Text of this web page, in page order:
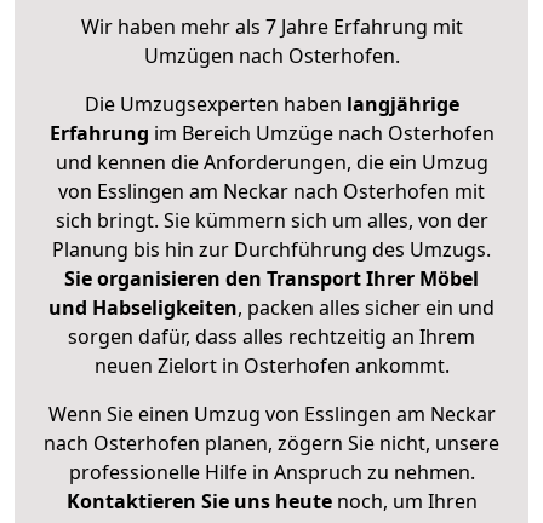
Wir haben mehr als 7 Jahre Erfahrung mit
Umzügen nach Osterhofen.
Die Umzugsexperten haben langjährige
Erfahrung im Bereich Umzüge nach Osterhofen
und kennen die Anforderungen, die ein Umzug
von Esslingen am Neckar nach Osterhofen mit
sich bringt. Sie kümmern sich um alles, von der
Planung bis hin zur Durchführung des Umzugs.
Sie organisieren den Transport Ihrer Möbel
und Habseligkeiten, packen alles sicher ein und
sorgen dafür, dass alles rechtzeitig an Ihrem
neuen Zielort in Osterhofen ankommt.
Wenn Sie einen Umzug von Esslingen am Neckar
nach Osterhofen planen, zögern Sie nicht, unsere
professionelle Hilfe in Anspruch zu nehmen.
Kontaktieren Sie uns heutenoch, um Ihren